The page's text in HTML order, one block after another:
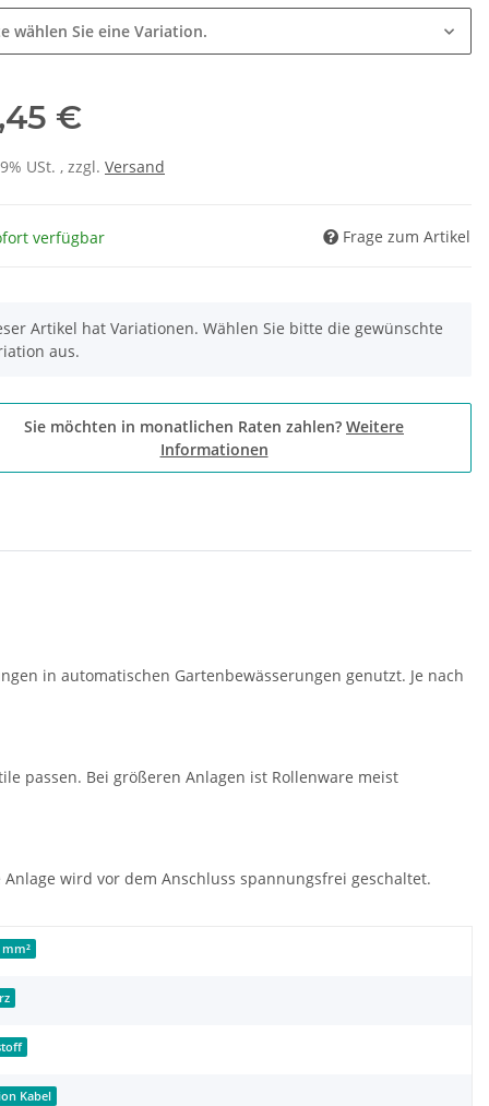
wählen Sie eine Variation.
€
USt. , zzgl. Versand
verfügbar Frage zum Artikel
Artikel hat Variationen. Wählen Sie bitte die gewünschte
aus.
Sie möchten in monatlichen Raten zahlen? Weitere
Informationen
in automatischen Gartenbewässerungen genutzt. Je nach
passen. Bei größeren Anlagen ist Rollenware meist
wird vor dem Anschluss spannungsfrei geschaltet.
mm²
Kabel